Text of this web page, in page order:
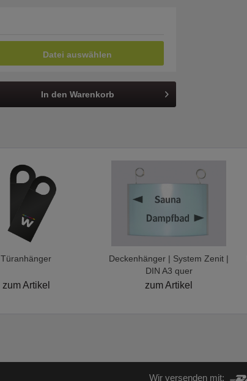
Datei auswählen
In den Warenkorb
Türanhänger
zum Artikel
Deckenhänger | System Zenit |
DIN A3 quer
zum Artikel
Wir versenden mit: